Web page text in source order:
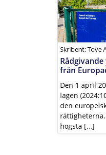
Skribent: Tove
från
Den 1 april
lagen
den
högsta [...]